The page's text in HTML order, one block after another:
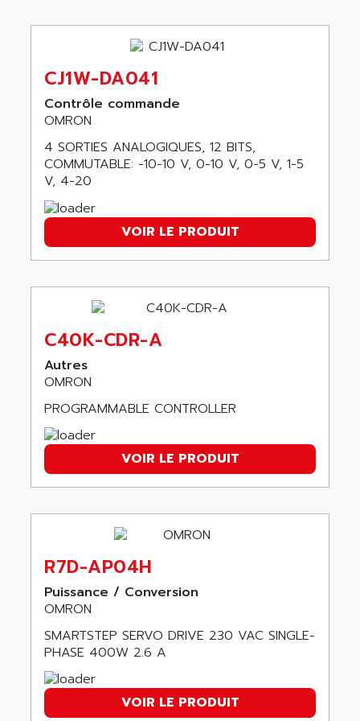
DGN
BULLETIN 160
SIMATIC S5 101U
FX SERIE
VEA
CONTROL LOGIX
VERSAMAX
POSMO
SIMATIC TI505
PMC 1000
ACS400
584S
LEXIUM 15
SAFETY RELAY
COMBIVERT F4
SÉRIE 1000
AZM
MDLL
PANELVIEW PLUS
SLC500
S4-S4C-S4C+
RPX10
E-ME-T
MICROLOGIX
PNOZ
ROTOVAR
AS-I
APC
APE
APELEC
APEM
APEX
APLEX TECHNOLOGY
APOTEKA
APPARATEBAU HUNDSBACH
APPLE
APPLICOM
APPLIED MATERIALS
APPLIED ROBOTICS
APRIL
APRIMATIC
APT
AQUA SMART
AQUAFINE
AQUAMED
AQUAMETRO
AQUASET
ARAG
CJ1W-DA041
Contrôle commande
OMRON
4 SORTIES ANALOGIQUES, 12 BITS,
COMMUTABLE: -10-10 V, 0-10 V, 0-5 V, 1-5
V, 4-20
VOIR LE PRODUIT
C40K-CDR-A
Autres
OMRON
PROGRAMMABLE CONTROLLER
VOIR LE PRODUIT
R7D-AP04H
Puissance / Conversion
OMRON
SMARTSTEP SERVO DRIVE 230 VAC SINGLE-
PHASE 400W 2.6 A
VOIR LE PRODUIT